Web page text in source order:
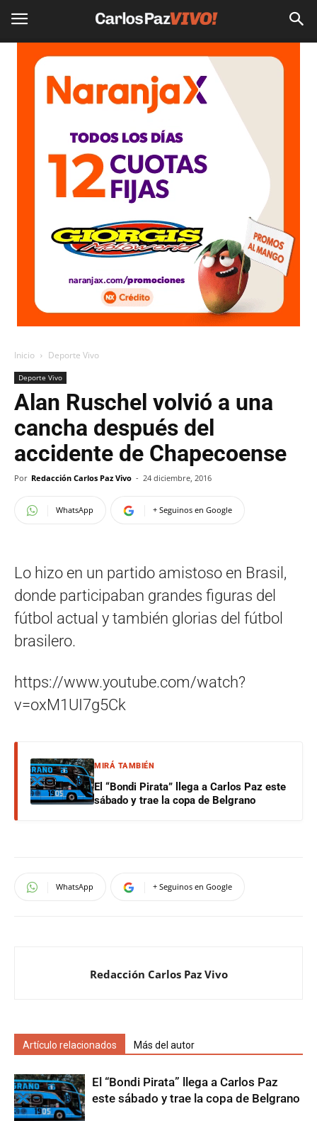
Inicio Deporte Vivo
Deporte Vivo
Alan Ruschel volvió a una
cancha después del
accidente de Chapecoense
Por Redacción Carlos Paz Vivo - 24 diciembre, 2016
WhatsApp + Seguinos en Google
Lo hizo en un partido amistoso en Brasil,
donde participaban grandes figuras del
fútbol actual y también glorias del fútbol
brasilero.
https://www.youtube.com/watch?
v=oxM1UI7g5Ck
MIRÁ TAMBIÉN
El “Bondi Pirata” llega a Carlos Paz este
sábado y trae la copa de Belgrano
WhatsApp + Seguinos en Google
Redacción Carlos Paz Vivo
Artículo relacionados Más del autor
El “Bondi Pirata” llega a Carlos Paz
este sábado y trae la copa de Belgrano